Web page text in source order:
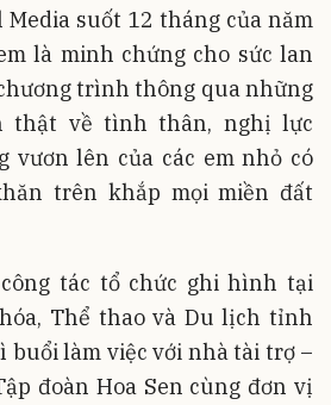
suốt 12 tháng của năm
là minh chứng cho sức lan
trình thông qua những
thật về tình thân, nghị lực
vươn lên của các em nhỏ có
trên khắp mọi miền đất
tác tổ chức ghi hình tại
Thể thao và Du lịch tỉnh
buổi làm việc với nhà tài trợ –
đoàn Hoa Sen cùng đơn vị